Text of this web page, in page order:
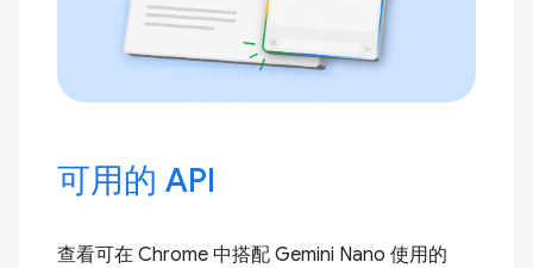
可用的 API
查看可在 Chrome 中搭配 Gemini Nano 使用的